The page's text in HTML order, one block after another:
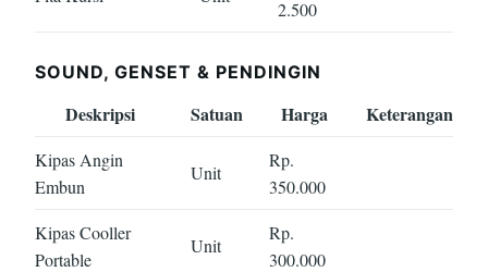
2.500
SOUND, GENSET & PENDINGIN
Deskripsi Satuan Harga Keterangan
Kipas Angin
Embun
Unit
Rp.
350.000
Kipas Cooller
Portable
Unit
Rp.
300.000